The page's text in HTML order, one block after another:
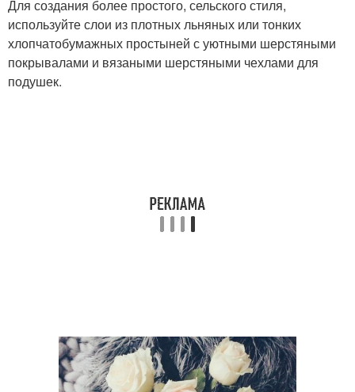
Для создания более простого, сельского стиля,
используйте слои из плотных льняных или тонких
хлопчатобумажных простыней с уютными шерстяными
покрывалами и вязаными шерстяными чехлами для
подушек.